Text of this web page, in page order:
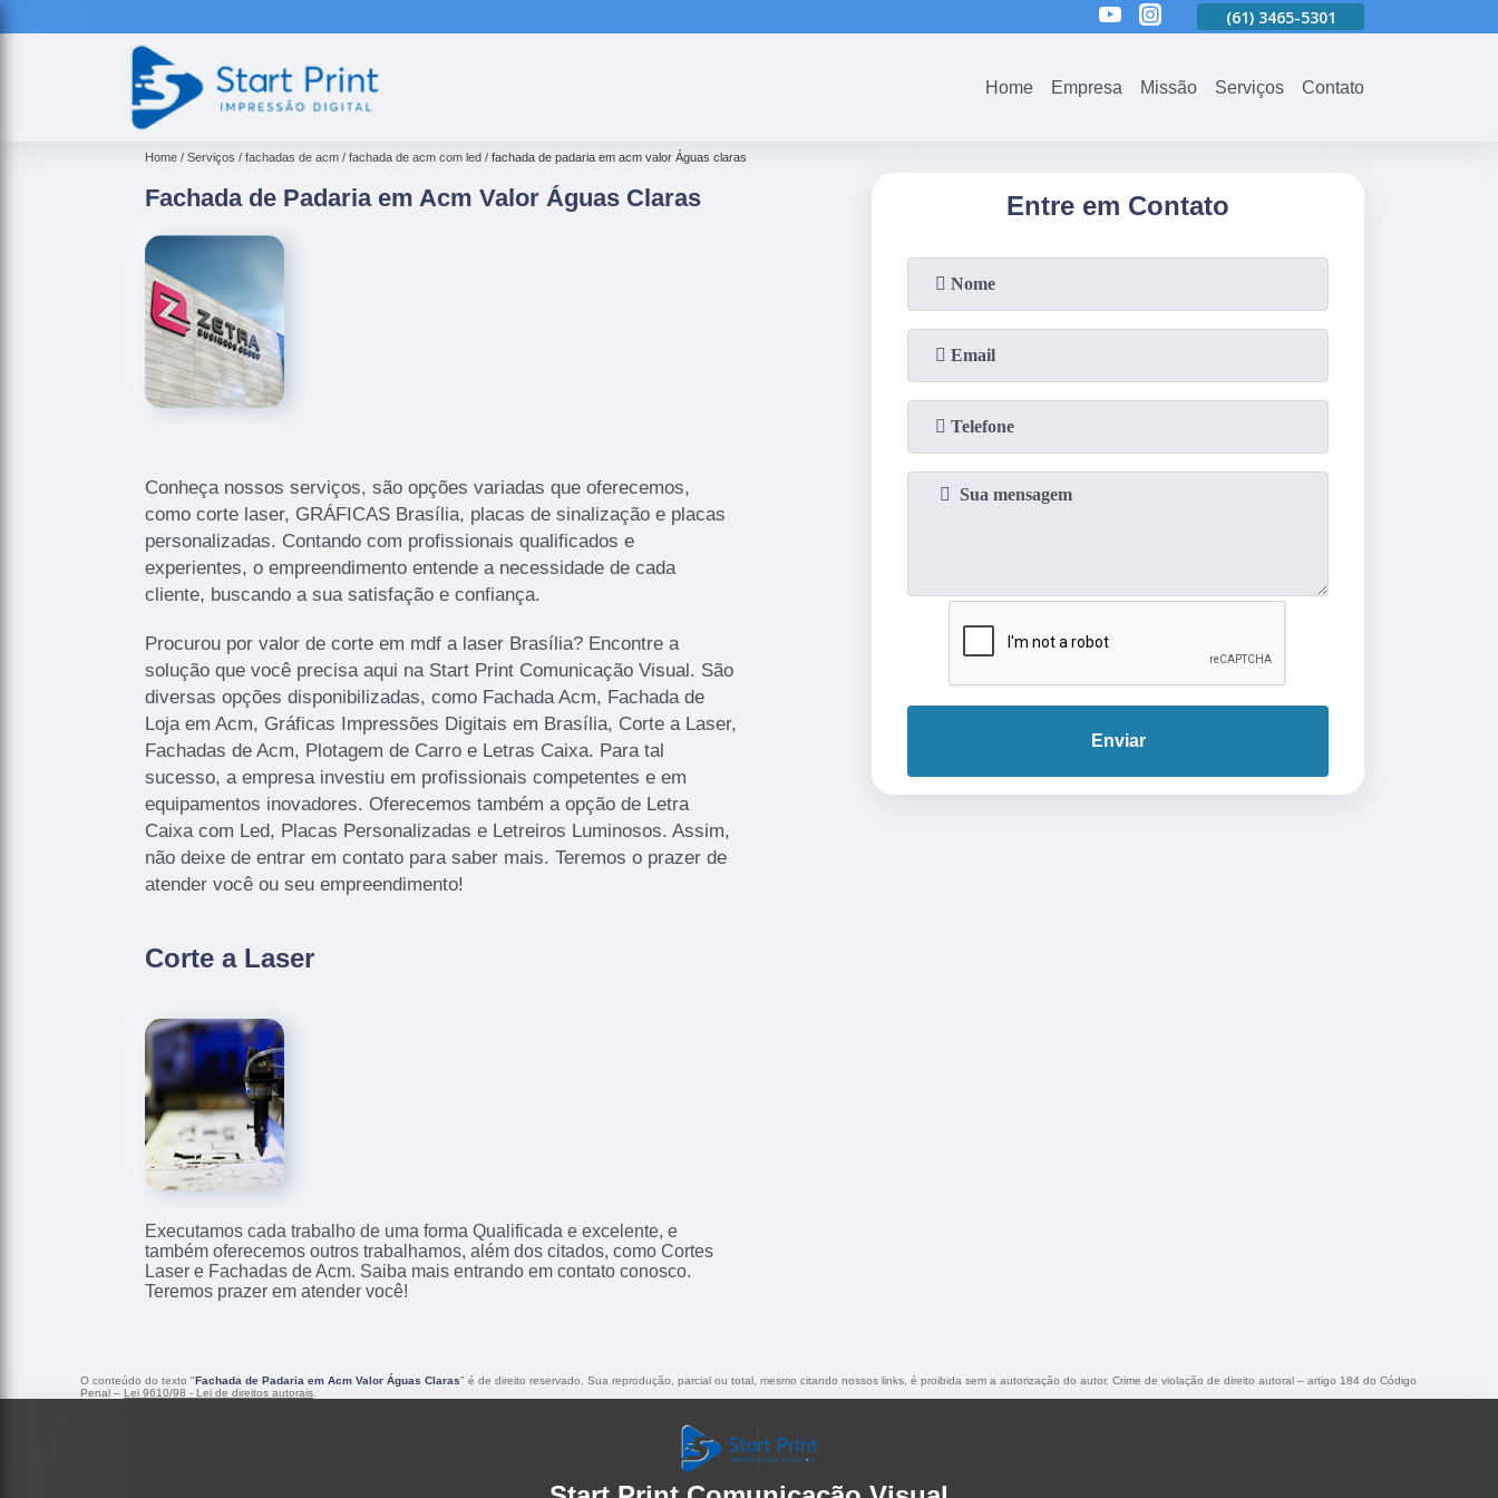
3465-5301 (61) 3465-5301
Home Empresa Missão Serviços Contato
Home Serviços fachadas de acm fachada de acm com led fachada de padaria em acm valor Águas claras
Fachada de Padaria em Acm Valor Águas Claras
Conheça nossos serviços, são opções variadas que oferecemos,
como corte laser, GRÁFICAS Brasília, placas de sinalização e placas
personalizadas. Contando com profissionais qualificados e
experientes, o empreendimento entende a necessidade de cada
cliente, buscando a sua satisfação e confiança.
Procurou por valor de corte em mdf a laser Brasília? Encontre a
solução que você precisa aqui na Start Print Comunicação Visual. São
diversas opções disponibilizadas, como Fachada Acm, Fachada de
Loja em Acm, Gráficas Impressões Digitais em Brasília, Corte a Laser,
Fachadas de Acm, Plotagem de Carro e Letras Caixa. Para tal
sucesso, a empresa investiu em profissionais competentes e em
equipamentos inovadores. Oferecemos também a opção de Letra
Caixa com Led, Placas Personalizadas e Letreiros Luminosos. Assim,
não deixe de entrar em contato para saber mais. Teremos o prazer de
atender você ou seu empreendimento!
Corte a Laser
Executamos cada trabalho de uma forma Qualificada e excelente, e
também oferecemos outros trabalhamos, além dos citados, como Cortes
Laser e Fachadas de Acm. Saiba mais entrando em contato conosco.
Teremos prazer em atender você!
Entre em Contato
Enviar
O conteúdo do texto "Fachada de Padaria em Acm Valor Águas Claras" é de direito reservado. Sua reprodução, parcial ou total, mesmo citando nossos links, é proibida sem a autorização do autor. Crime de violação de direito autoral – artigo 184 do Código
Penal – Lei 9610/98 - Lei de direitos autorais